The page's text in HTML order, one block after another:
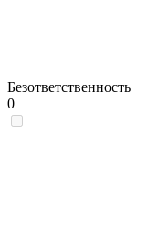
Безответственность
0